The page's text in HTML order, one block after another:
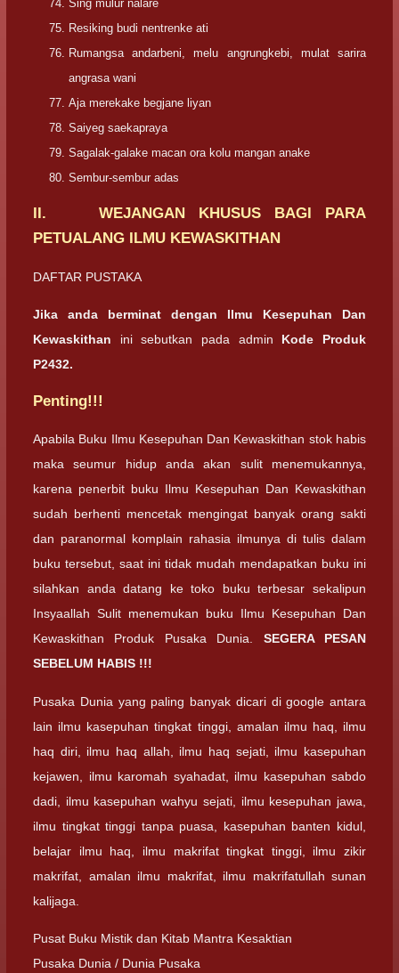
Sing mulur nalare
Resiking budi nentrenke ati
Rumangsa andarbeni, melu angrungkebi, mulat sarira
angrasa wani
Aja merekake begjane liyan
Saiyeg saekapraya
Sagalak-galake macan ora kolu mangan anake
Sembur-sembur adas
II. WEJANGAN KHUSUS BAGI PARA
PETUALANG ILMU KEWASKITHAN
DAFTAR PUSTAKA
Jika anda berminat dengan Ilmu Kesepuhan Dan
Kewaskithan ini sebutkan pada admin Kode Produk
P2432.
Penting!!!
Apabila Buku Ilmu Kesepuhan Dan Kewaskithan stok habis
maka seumur hidup anda akan sulit menemukannya,
karena penerbit buku Ilmu Kesepuhan Dan Kewaskithan
sudah berhenti mencetak mengingat banyak orang sakti
dan paranormal komplain rahasia ilmunya di tulis dalam
buku tersebut, saat ini tidak mudah mendapatkan buku ini
silahkan anda datang ke toko buku terbesar sekalipun
Insyaallah Sulit menemukan buku Ilmu Kesepuhan Dan
Kewaskithan Produk Pusaka Dunia. SEGERA PESAN
SEBELUM HABIS !!!
Pusaka Dunia yang paling banyak dicari di google antara
lain ilmu kasepuhan tingkat tinggi, amalan ilmu haq, ilmu
haq diri, ilmu haq allah, ilmu haq sejati, ilmu kasepuhan
kejawen, ilmu karomah syahadat, ilmu kasepuhan sabdo
dadi, ilmu kasepuhan wahyu sejati, ilmu kesepuhan jawa,
ilmu tingkat tinggi tanpa puasa, kasepuhan banten kidul,
belajar ilmu haq, ilmu makrifat tingkat tinggi, ilmu zikir
makrifat, amalan ilmu makrifat, ilmu makrifatullah sunan
kalijaga.
Pusat Buku Mistik dan Kitab Mantra Kesaktian
Pusaka Dunia / Dunia Pusaka